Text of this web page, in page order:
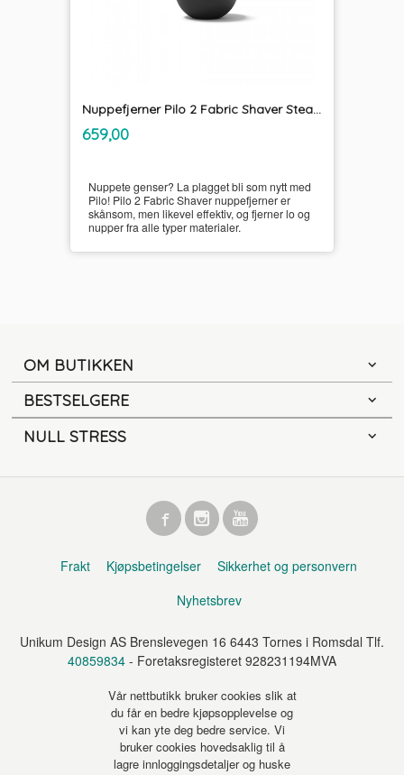
Nuppefjerner Pilo 2 Fabric Shaver Steamery
Pris
659,00mva.
Nuppete genser? La plagget bli som nytt med
Pilo! Pilo 2 Fabric Shaver nuppefjerner er
skånsom, men likevel effektiv, og fjerner lo og
nupper fra alle typer materialer.
OM BUTIKKEN
BESTSELGERE
NULL STRESS
Frakt Kjøpsbetingelser
Sikkerhet og personvern
Nyhetsbrev
Unikum Design AS Brenslevegen 16 6443 Tornes i Romsdal Tlf.
40859834 - Foretaksregisteret 928231194MVA
Vår nettbutikk bruker cookies slik at
du får en bedre kjøpsopplevelse og
vi kan yte deg bedre service. Vi
bruker cookies hovedsaklig til å
lagre innloggingsdetaljer og huske